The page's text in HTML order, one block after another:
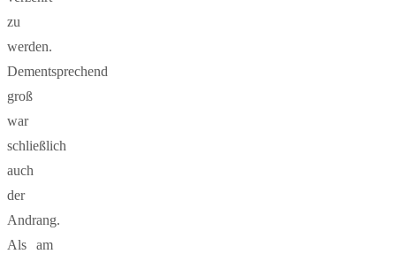
zu
werden.
Dementsprechend
groß
war
schließlich
auch
der
Andrang.
Als am